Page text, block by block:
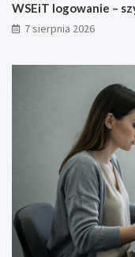
WSEiT logowanie –
7 sierpnia 2026